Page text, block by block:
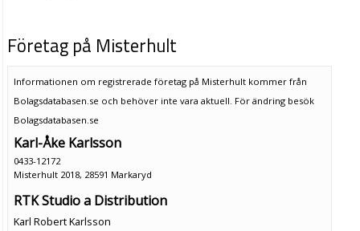
Företag på Misterhult
Informationen om registrerade företag på Misterhult kommer från
Bolagsdatabasen.se och behöver inte vara aktuell. För ändring besök
Bolagsdatabasen.se
Karl-Åke Karlsson
0433-12172
Misterhult 2018, 28591 Markaryd
RTK Studio a Distribution
Karl Robert Karlsson